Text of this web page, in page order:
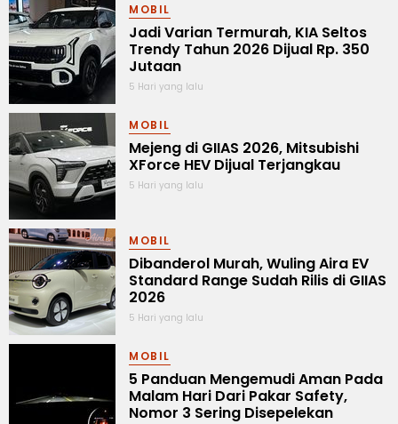
MOBIL
Jadi Varian Termurah, KIA Seltos
Trendy Tahun 2026 Dijual Rp. 350
Jutaan
5 Hari yang lalu
MOBIL
Mejeng di GIIAS 2026, Mitsubishi
XForce HEV Dijual Terjangkau
5 Hari yang lalu
MOBIL
Dibanderol Murah, Wuling Aira EV
Standard Range Sudah Rilis di GIIAS
2026
5 Hari yang lalu
MOBIL
5 Panduan Mengemudi Aman Pada
Malam Hari Dari Pakar Safety,
Nomor 3 Sering Disepelekan